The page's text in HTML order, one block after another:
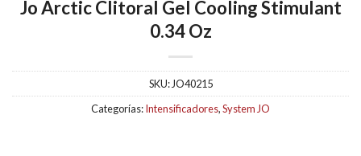
Jo Arctic Clitoral Gel Cooling Stimulant
0.34 Oz
SKU: JO40215
Categorías:Intensificadores,System JO